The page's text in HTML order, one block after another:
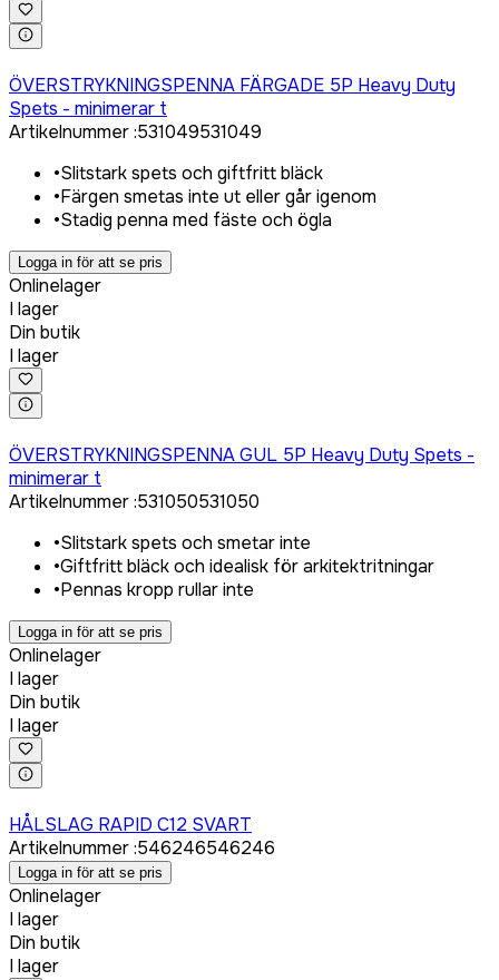
ÖVERSTRYKNINGSPENNA FÄRGADE 5P Heavy Duty
Spets - minimerar t
Artikelnummer:531049531049
•Slitstark spets och giftfritt bläck
•Färgen smetas inte ut eller går igenom
•Stadig penna med fäste och ögla
Logga in för att se pris
Onlinelager
I lager
Din butik
I lager
ÖVERSTRYKNINGSPENNA GUL 5P Heavy Duty Spets -
minimerar t
Artikelnummer:531050531050
•Slitstark spets och smetar inte
•Giftfritt bläck och idealisk för arkitektritningar
•Pennas kropp rullar inte
Logga in för att se pris
Onlinelager
I lager
Din butik
I lager
HÅLSLAG RAPID C12 SVART
Artikelnummer:546246546246
Logga in för att se pris
Onlinelager
I lager
Din butik
I lager